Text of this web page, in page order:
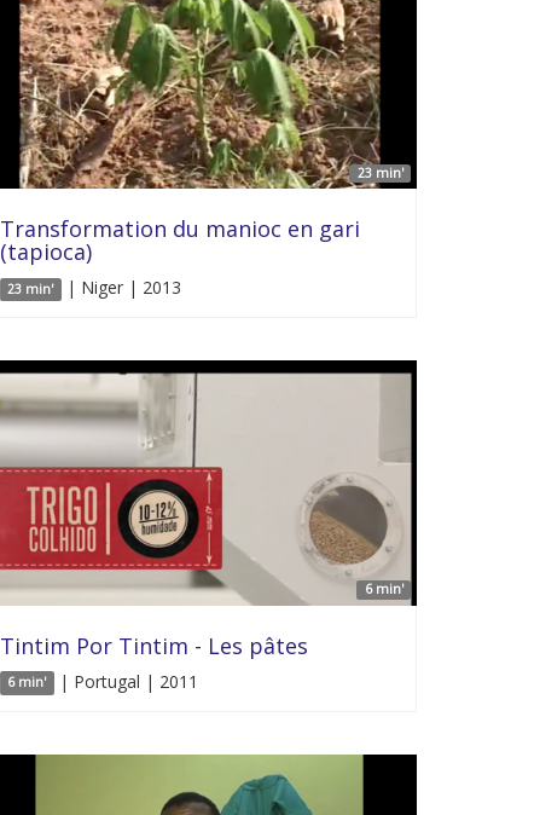
23 min'
Transformation du manioc en gari
(tapioca)
23 min' | Niger | 2013
6 min'
Tintim Por Tintim - Les pâtes
6 min' | Portugal | 2011